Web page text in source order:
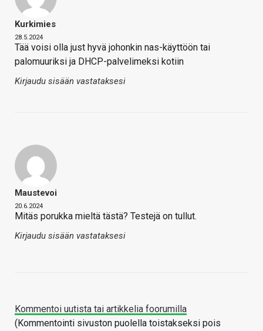
Kurkimies
28.5.2024
Tää voisi olla just hyvä johonkin nas-käyttöön tai
palomuuriksi ja DHCP-palvelimeksi kotiin
Kirjaudu sisään vastataksesi
Maustevoi
20.6.2024
Mitäs porukka mieltä tästä? Testejä on tullut.
Kirjaudu sisään vastataksesi
Kommentoi uutista tai artikkelia foorumilla
(Kommentointi sivuston puolella toistakseksi pois